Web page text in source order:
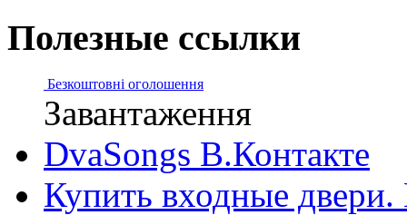
Полезные ссылки
Безкоштовні оголошення
Завантаження
DvaSongs В.Контакте
Купить входные двери.